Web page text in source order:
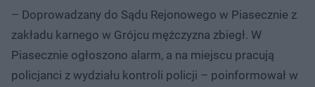
– Doprowadzany do Sądu Rejonowego w Piasecznie z
zakładu karnego w Grójcu mężczyzna zbiegł. W
Piasecznie ogłoszono alarm, a na miejscu pracują
policjanci z wydziału kontroli policji – poinformował w